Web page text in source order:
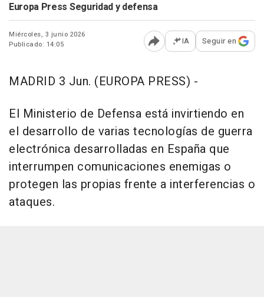
Europa Press Seguridad y defensa
Miércoles, 3 junio 2026
Publicado: 14:05
Abrir opciones para
IA Seguir en
MADRID 3 Jun. (EUROPA PRESS) -
El Ministerio de Defensa está invirtiendo en
el desarrollo de varias tecnologías de guerra
electrónica desarrolladas en España que
interrumpen comunicaciones enemigas o
protegen las propias frente a interferencias o
ataques.